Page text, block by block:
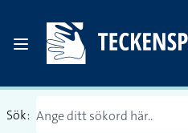
Sök: